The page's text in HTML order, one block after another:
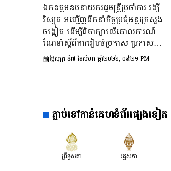
ឯកឧត្តមឧបនាយករដ្ឋមន្រ្តីប្រចាំការ វង្សី
វិស្សុត អញ្ជើញដឹកនាំកិច្ចប្រជុំអន្តរក្រសួង
ចង្អៀត ដើម្បីពិភាក្សាលើគោលការណ៍​
ណែនាំស្តីពីការរៀបចំប្រកាស ប្រកាស
អន្តរក្រសួង និងប្រកាសរួម របស់ក្រសួង
ស្ថាប័ន
ថ្ងៃសុក្រ ទី៧ ខែសីហា ឆ្នាំ២០២៦, ០៩:២១ PM
ភ្ជាប់ទៅកាន់គេហទំព័រផ្សេងទៀត
ព្រឹទ្ធសភា រដ្ឋសភា